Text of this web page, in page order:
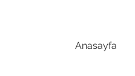
Anasayfa